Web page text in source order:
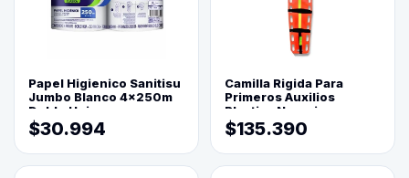
Papel Higienico Sanitisu
Jumbo Blanco 4x250m
Doble Hoja
$30.994
Camilla Rigida Para
Primeros Auxilios
Plastica Naranja
$135.390